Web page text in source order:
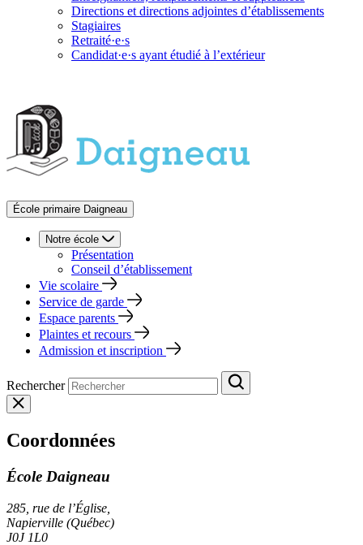
Directions et directions adjointes d’établissements
Stagiaires
Retraité·e·s
Candidat·e·s ayant étudié à l’extérieur
École primaire Daigneau
Notre école
Présentation
Conseil d’établissement
Vie scolaire
Service de garde
Espace parents
Plaintes et recours
Admission et inscription
Rechercher
Coordonnées
École Daigneau
285, rue de l’Église,
Napierville (Québec)
J0J 1L0